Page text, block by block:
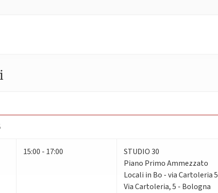
15:00 - 17:00
STUDIO 30
Piano Primo Ammezzato
Locali in Bo - via Cartoleria 5
Via Cartoleria, 5 - Bologna